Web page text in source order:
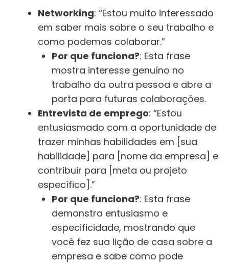
Networking: “Estou muito interessado
em saber mais sobre o seu trabalho e
como podemos colaborar.”
Por que funciona?: Esta frase
mostra interesse genuíno no
trabalho da outra pessoa e abre a
porta para futuras colaborações.
Entrevista de emprego: “Estou
entusiasmado com a oportunidade de
trazer minhas habilidades em [sua
habilidade] para [nome da empresa] e
contribuir para [meta ou projeto
específico].”
Por que funciona?: Esta frase
demonstra entusiasmo e
especificidade, mostrando que
você fez sua lição de casa sobre a
empresa e sabe como pode